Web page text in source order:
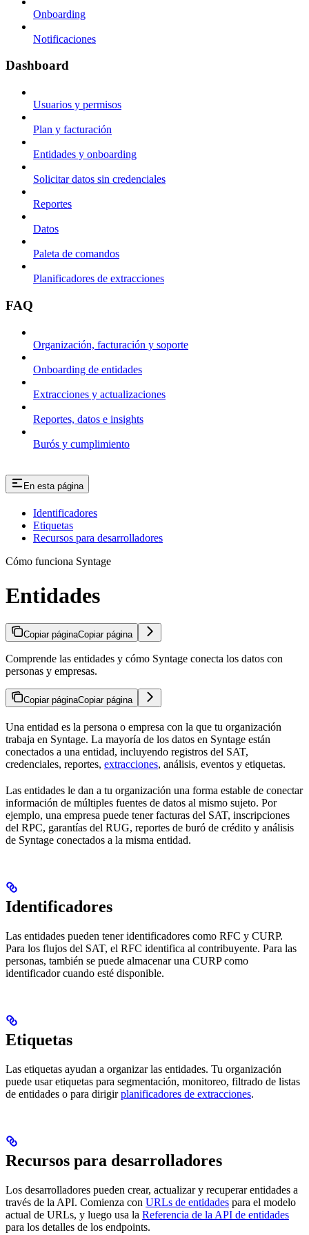
Onboarding
Notificaciones
Dashboard
Usuarios y permisos
Plan y facturación
Entidades y onboarding
Solicitar datos sin credenciales
Reportes
Datos
Paleta de comandos
Planificadores de extracciones
FAQ
Organización, facturación y soporte
Onboarding de entidades
Extracciones y actualizaciones
Reportes, datos e insights
Burós y cumplimiento
En esta página
Identificadores
Etiquetas
Recursos para desarrolladores
Cómo funciona Syntage
Entidades
Copiar páginaCopiar página
Comprende las entidades y cómo Syntage conecta los datos con
personas y empresas.
Copiar páginaCopiar página
Una entidad es la persona o empresa con la que tu organización
trabaja en Syntage. La mayoría de los datos en Syntage están
conectados a una entidad, incluyendo registros del SAT,
credenciales, reportes, extracciones, análisis, eventos y etiquetas.
Las entidades le dan a tu organización una forma estable de conectar
información de múltiples fuentes de datos al mismo sujeto. Por
ejemplo, una empresa puede tener facturas del SAT, inscripciones
del RPC, garantías del RUG, reportes de buró de crédito y análisis
de Syntage conectados a la misma entidad.
Identificadores
Las entidades pueden tener identificadores como RFC y CURP.
Para los flujos del SAT, el RFC identifica al contribuyente. Para las
personas, también se puede almacenar una CURP como
identificador cuando esté disponible.
Etiquetas
Las etiquetas ayudan a organizar las entidades. Tu organización
puede usar etiquetas para segmentación, monitoreo, filtrado de listas
de entidades o para dirigirplanificadores de extracciones.
Recursos para desarrolladores
Los desarrolladores pueden crear, actualizar y recuperar entidades a
través de la API. Comienza con URLs de entidades para el modelo
actual de URLs, y luego usa la Referencia de la API de entidades
para los detalles de los endpoints.